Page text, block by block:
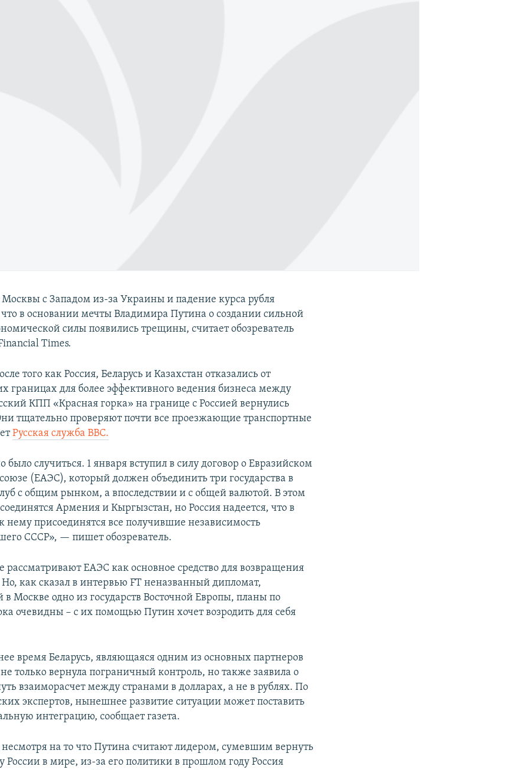
с Западом из-за Украины и падение курса рубля
в основании мечты Владимира Путина о создании сильной
силы появились трещины, считает обозреватель
Times.
того как Россия, Беларусь и Казахстан отказались от
границах для более эффективного ведения бизнеса между
КПП «Красная горка» на границе с Россией вернулись
тщательно проверяют почти все проезжающие транспортные
Русская служба BBC.
было случиться. 1 января вступил в силу договор о Евразийском
(ЕАЭС), который должен объединить три государства в
с общим рынком, а впоследствии и с общей валютой. В этом
Армения и Кыргызстан, но Россия надеется, что в
нему присоединятся все получившие независимость
СССР», — пишет обозреватель.
рассматривают ЕАЭС как основное средство для возвращения
как сказал в интервью FT неназванный дипломат,
Москве одно из государств Восточной Европы, планы по
очевидны – с их помощью Путин хочет возродить для себя
время Беларусь, являющаяся одним из основных партнеров
только вернула пограничный контроль, но также заявила о
взаиморасчет между странами в долларах, а не в рублях. По
экспертов, нынешнее развитие ситуации может поставить
интеграцию, сообщает газета.
несмотря на то что Путина считают лидером, сумевшим вернуть
России в мире, из-за его политики в прошлом году Россия